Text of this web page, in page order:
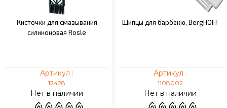
Кисточки для смазывания
силиконовая Rosle
Артикул :
12428
Нет в наличии
Щипцы для барбекю, BergHOFF
Артикул :
1108002
Нет в наличии